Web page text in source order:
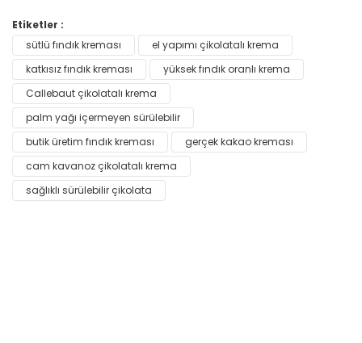
Etiketler :
sütlü fındık kreması
el yapımı çikolatalı krema
katkısız fındık kreması
yüksek fındık oranlı krema
Callebaut çikolatalı krema
palm yağı içermeyen sürülebilir
butik üretim fındık kreması
gerçek kakao kreması
cam kavanoz çikolatalı krema
sağlıklı sürülebilir çikolata